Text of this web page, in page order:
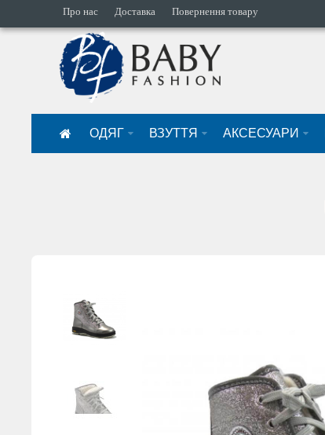
Про нас Доставка Повернення товару
ОДЯГ ВЗУТТЯ АКСЕСУАРИ